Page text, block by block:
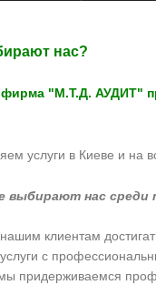
нас?
"M.Т.Д. АУДИТ"
услуги в Киеве и на
выбирают нас
клиентам
услуги с
придерживаемся